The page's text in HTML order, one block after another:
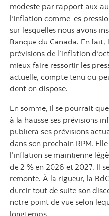
modeste par rapport aux
l’inflation comme les
sur lesquelles nous avons
Banque du Canada. En
prévisions de l’inflation
mieux faire ressortir les
actuelle, compte tenu du
dont on dispose.
En somme, il se pourrait
à la hausse ses prévisions
publiera ses prévisions
dans son prochain RPM.
l’inflation se maintienne
de 2 % en 2026 et 2027. Il
remonte. À la rigueur, la
durcir tout de suite son
notre point de vue selon
longtemps.